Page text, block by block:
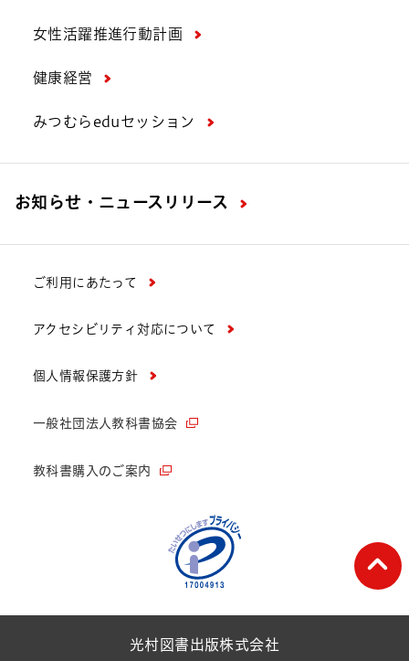
女性活躍推進行動計画
健康経営
みつむらeduセッション
お知らせ・ニュースリリース
ご利用にあたって
アクセシビリティ対応について
個人情報保護方針
一般社団法人教科書協会
教科書購入のご案内
光村図書出版株式会社
ペ